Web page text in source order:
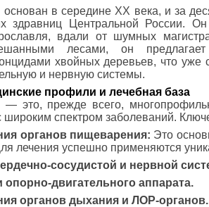
в середине XX века, и за
здравниц Центральной России.
вдали от шумных
лесами, он предлагает
хвойных деревьев, что уже
и нервную системы.
профили и лечебная база
это, прежде всего,
спектром заболеваний.
органов пищеварения: Это
лечения успешно применяются
сосудистой и нервной
опорно-двигательного аппарата.
органов дыхания и ЛОР-органов.